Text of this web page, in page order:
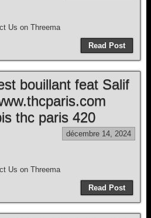
Us on Threema
Read Post
bouillant feat Salif
thc paris 420
décembre 14, 2024
Us on Threema
Read Post